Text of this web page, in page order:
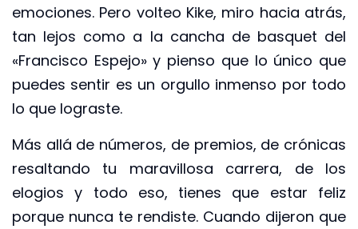
emociones. Pero volteo Kike, miro hacia atrás,
tan lejos como a la cancha de basquet del
«Francisco Espejo» y pienso que lo único que
puedes sentir es un orgullo inmenso por todo
lo que lograste.
Más allá de números, de premios, de crónicas
resaltando tu maravillosa carrera, de los
elogios y todo eso, tienes que estar feliz
porque nunca te rendiste. Cuando dijeron que